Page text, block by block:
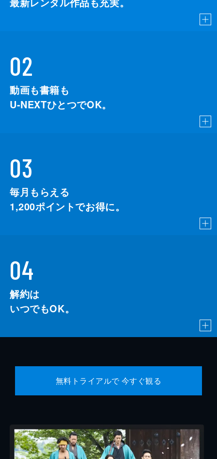
02
動画も書籍も
U-NEXTひとつでOK。
03
毎月もらえる
1,200ポイントでお得に。
04
解約は
いつでもOK。
無料トライアルで 今すぐ観る